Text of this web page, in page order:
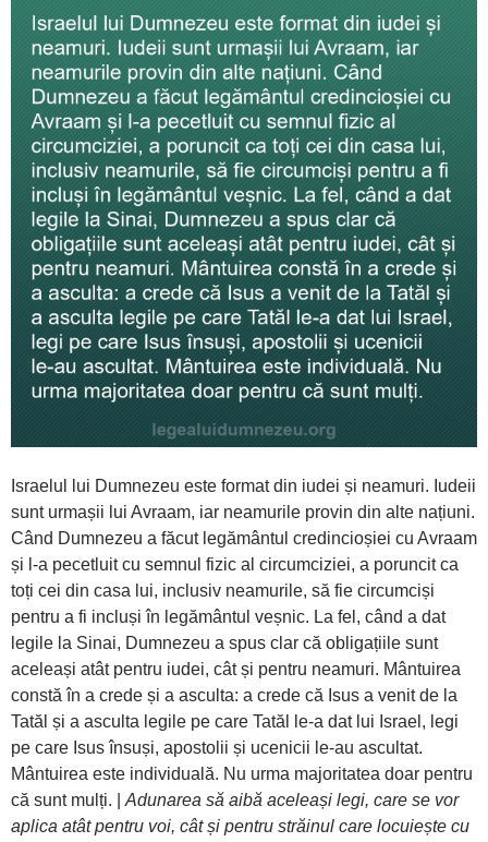
Israelul lui Dumnezeu este format din iudei și neamuri. Iudeii
sunt urmașii lui Avraam, iar neamurile provin din alte națiuni.
Când Dumnezeu a făcut legământul credincioșiei cu Avraam
și l-a pecetluit cu semnul fizic al circumciziei, a poruncit ca
toți cei din casa lui, inclusiv neamurile, să fie circumciși
pentru a fi incluși în legământul veșnic. La fel, când a dat
legile la Sinai, Dumnezeu a spus clar că obligațiile sunt
aceleași atât pentru iudei, cât și pentru neamuri. Mântuirea
constă în a crede și a asculta: a crede că Isus a venit de la
Tatăl și a asculta legile pe care Tatăl le-a dat lui Israel, legi
pe care Isus însuși, apostolii și ucenicii le-au ascultat.
Mântuirea este individuală. Nu urma majoritatea doar pentru
că sunt mulți. | Adunarea să aibă aceleași legi, care se vor
aplica atât pentru voi, cât și pentru străinul care locuiește cu